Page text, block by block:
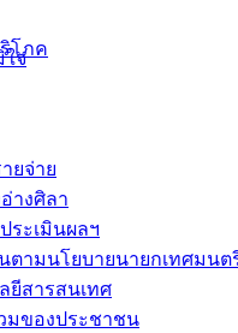
โภค
ยจ่าย
างศิลา
ระเมินผลฯ
ตามนโยบายนายกเทศมนต
ยีสารสนเทศ
มของประชาชน
จ